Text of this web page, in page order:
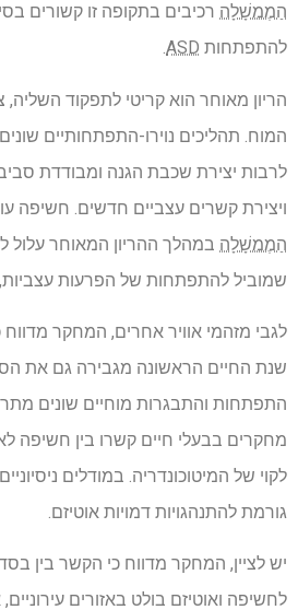
הַמֶמשָׁלָה רכיבים בתקופה זו קשורים
להתפתחות ASD
.
הריון מאוחר הוא קריטי לתפקוד
המוח. תהליכים נוירו-התפתחותיים
לרבות יצירת שכבת הגנה ומבודדת
ויצירת קשרים עצביים חדשים. חשיפה
הַמֶמשָׁלָה במהלך ההריון המאוחר עלול
שמוביל להתפתחות של הפרעות עצביות,
לגבי מזהמי אוויר אחרים, המחקר מדווח
שנת החיים הראשונה מגבירה גם את
התפתחות והתבגרות מוחיים שונים
מחקרים בבעלי חיים קשרו בין חשיפה
לקוי של המיטוכונדריה. במודלים
גורמת להתנהגויות דמויות אוטיזם.
יש לציין, המחקר מדווח כי הקשר בין
לחשיפה ואוטיזם בולט באזורים